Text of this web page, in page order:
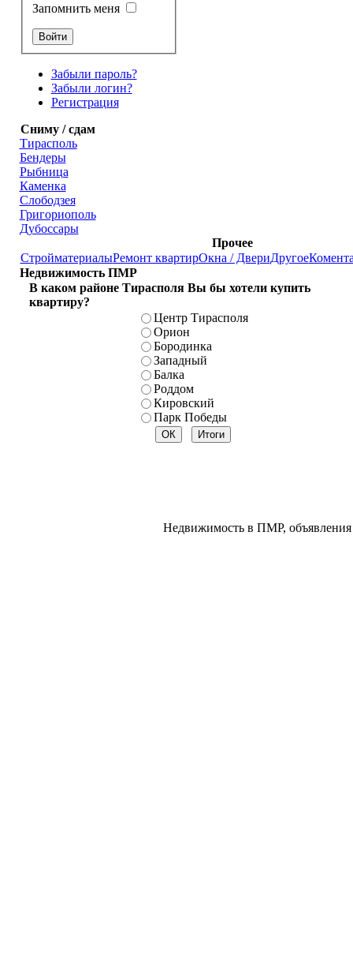
Запомнить меня
Забыли пароль?
Забыли логин?
Регистрация
Сниму / сдам
Тирасполь
Бендеры
Рыбница
Каменка
Слободзея
Григориополь
Дубоссары
Прочее
СтройматериалыРемонт квартирОкна / ДвериДругое
Недвижимость ПМР
В каком районе Тирасполя Вы бы хотели купить
квартиру?
Центр Тирасполя
Орион
Бородинка
Западный
Балка
Роддом
Кировский
Парк Победы
Недвижимость в ПМР, объявления